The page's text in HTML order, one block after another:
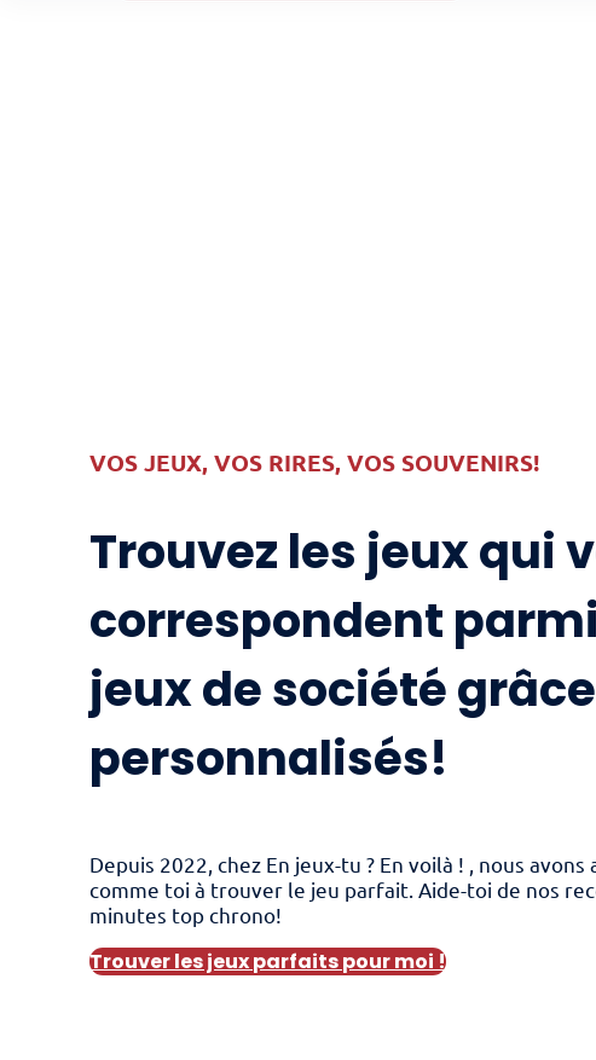
VOS JEUX, VOS RIRES, VOS SOUVENIRS!
Trouvez les jeux qui
correspondent
jeux de société
personnalisés!
Depuis 2022, chez En jeux-tu ? En voilà ! , nous
comme toi à trouver le jeu parfait. Aide-toi de nos
minutes top chrono!
Trouver les jeux parfaits pour moi !